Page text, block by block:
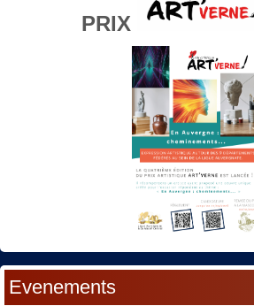
PRIX
Evenements